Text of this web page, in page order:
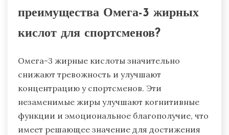
преимущества Омега-3 жирных
кислот для спортсменов?
Омега-3 жирные кислоты значительно
снижают тревожность и улучшают
концентрацию у спортсменов. Эти
незаменимые жиры улучшают когнитивные
функции и эмоциональное благополучие, что
имеет решающее значение для достижения